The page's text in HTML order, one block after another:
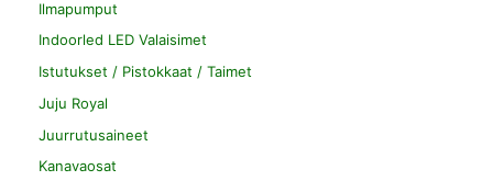
Ilmapumput
Indoorled LED Valaisimet
Istutukset / Pistokkaat / Taimet
Juju Royal
Juurrutusaineet
Kanavaosat